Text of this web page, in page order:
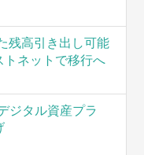
残高引き出し可能
トネットで移行へ
ジタル資産プラ